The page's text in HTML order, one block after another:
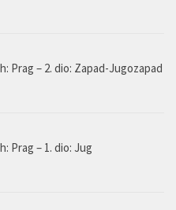
Prag – 2. dio: Zapad-Jugozapad
Prag – 1. dio: Jug